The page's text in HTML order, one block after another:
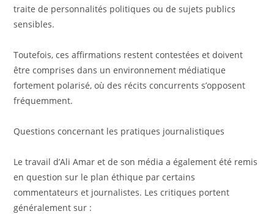
traite de personnalités politiques ou de sujets publics
sensibles.
Toutefois, ces affirmations restent contestées et doivent
être comprises dans un environnement médiatique
fortement polarisé, où des récits concurrents s’opposent
fréquemment.
Questions concernant les pratiques journalistiques
Le travail d’Ali Amar et de son média a également été remis
en question sur le plan éthique par certains
commentateurs et journalistes. Les critiques portent
généralement sur :